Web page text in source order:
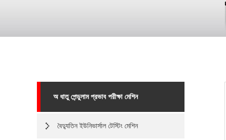
অ ধাতু পেন্ডুলাম প্রভাব পরীক্ষা মেশিন
বৈদ্যুতিন ইউনিভার্সাল টেস্টিং মেশিন